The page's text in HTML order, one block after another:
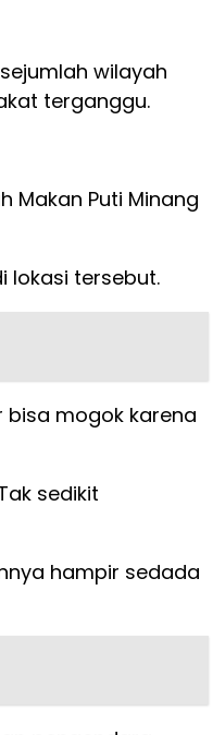
wilayah
terganggu.
Makan Puti Minang
lokasi tersebut.
mogok karena
sedikit
hampir sedada